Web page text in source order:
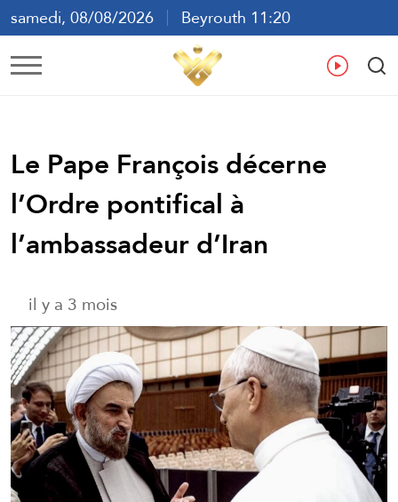
samedi, 08/08/2026
Beyrouth 11:20
ع
Le Pape François décerne
l’Ordre pontifical à
l’ambassadeur d’Iran
il y a 3 mois